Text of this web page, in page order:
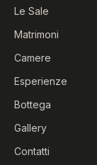
Le Sale
Matrimoni
Camere
Esperienze
Bottega
Gallery
Contatti